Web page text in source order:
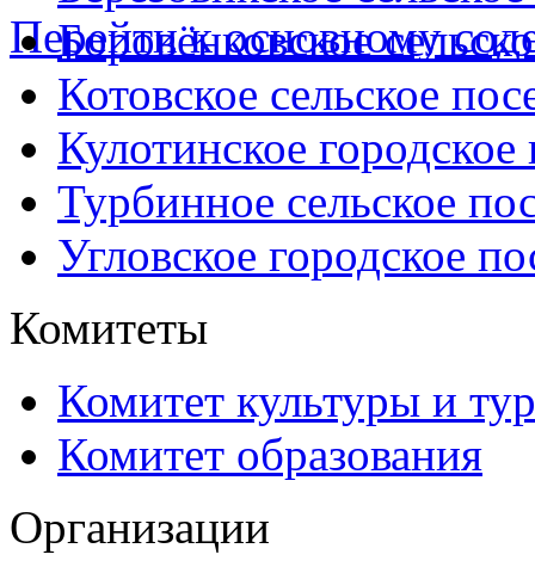
Перейти к основному
Боровёнковское
Котовское сельское
Кулотинское городское
Турбинное сельское
Угловское городское
Комитеты
Комитет культуры и
Комитет образования
Организации